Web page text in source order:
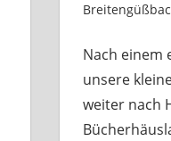
Nach einem
unsere
weiter nach